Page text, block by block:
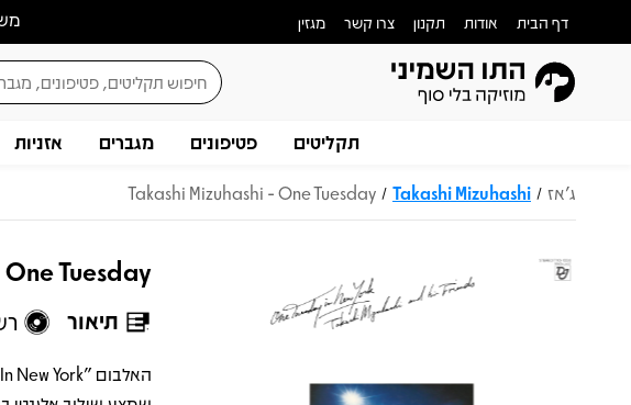
דף הבית אודות תקנון צרו קשר מגזין
תקליטים פטיפונים מגברים אזניות
ג'אז /
Takashi Mizuhashi
/
Takashi Mizuhashi - One Tuesday
Tuesday
תיאור